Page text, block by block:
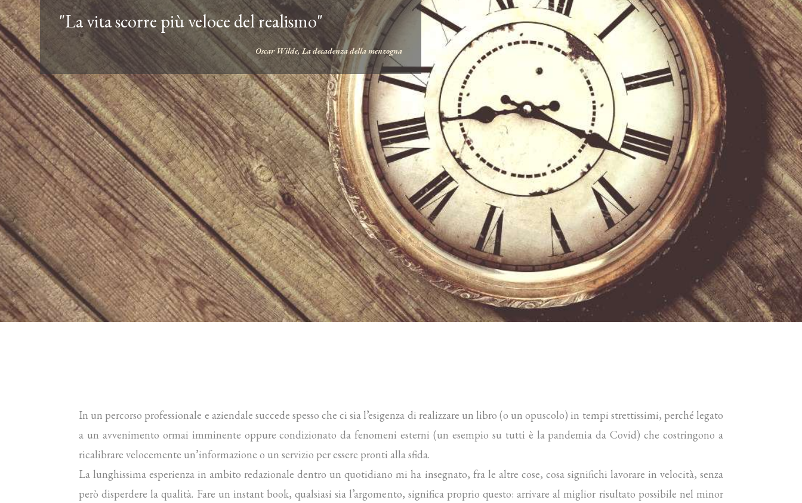
"La vita scorre più veloce del realismo"
Oscar Wilde, La decadenza della menzogna
In un percorso professionale e aziendale succede spesso che ci sia l’esigenza di realizzare un libro (o un opuscolo) in tempi strettissimi, perché legato
a un avvenimento ormai imminente oppure condizionato da fenomeni esterni (un esempio su tutti è la pandemia da Covid) che costringono a
ricalibrare velocemente un’informazione o un servizio per essere pronti alla sfida.
La lunghissima esperienza in ambito redazionale dentro un quotidiano mi ha insegnato, fra le altre cose, cosa significhi lavorare in velocità, senza
però disperdere la qualità. Fare un instant book, qualsiasi sia l’argomento, significa proprio questo: arrivare al miglior risultato possibile nel minor